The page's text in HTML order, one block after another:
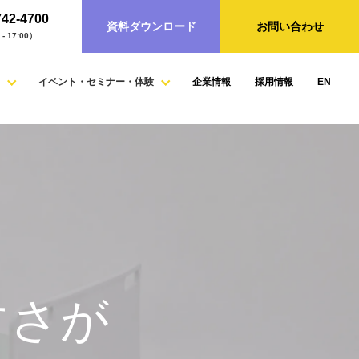
4700
17:00）
資料ダウンロード お問い合わせ
イベント・セミナー・体験 企業情報 採用情報 EN
が